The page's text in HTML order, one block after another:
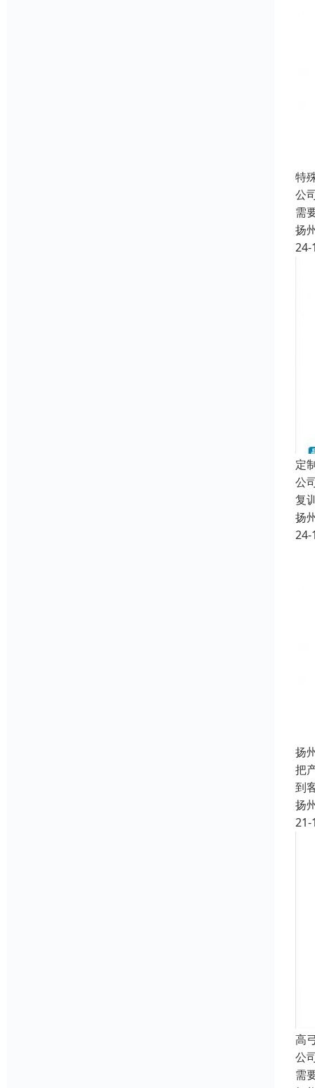
特
公
需
扬
24-
定
公
复
扬
24-
扬
把
到
扬
21-
高
公
需